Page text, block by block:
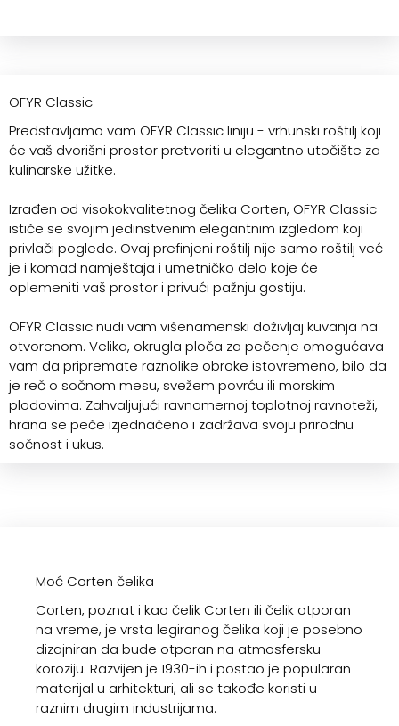
OFYR Classic
Predstavljamo vam OFYR Classic liniju - vrhunski roštilj koji
će vaš dvorišni prostor pretvoriti u elegantno utočište za
kulinarske užitke.
Izrađen od visokokvalitetnog čelika Corten, OFYR Classic
ističe se svojim jedinstvenim elegantnim izgledom koji
privlači poglede. Ovaj prefinjeni roštilj nije samo roštilj već
je i komad namještaja i umetničko delo koje će
oplemeniti vaš prostor i privući pažnju gostiju.
OFYR Classic nudi vam višenamenski doživljaj kuvanja na
otvorenom. Velika, okrugla ploča za pečenje omogućava
vam da pripremate raznolike obroke istovremeno, bilo da
je reč o sočnom mesu, svežem povrću ili morskim
plodovima. Zahvaljujući ravnomernoj toplotnoj ravnoteži,
hrana se peče izjednačeno i zadržava svoju prirodnu
sočnost i ukus.
Moć Corten čelika
Corten, poznat i kao čelik Corten ili čelik otporan
na vreme, je vrsta legiranog čelika koji je posebno
dizajniran da bude otporan na atmosfersku
koroziju. Razvijen je 1930-ih i postao je popularan
materijal u arhitekturi, ali se takođe koristi u
raznim drugim industrijama.